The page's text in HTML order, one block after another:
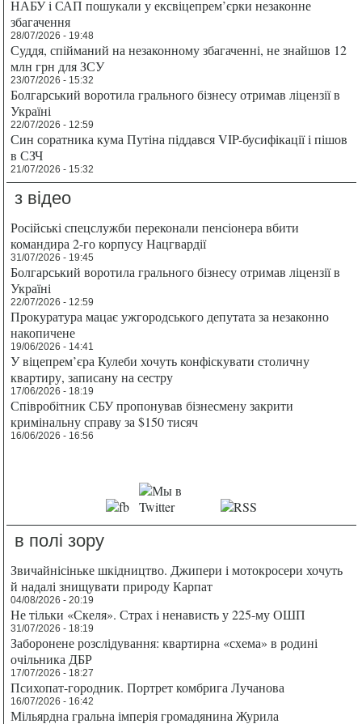
НАБУ і САП пошукали у ексвіцепрем’єрки незаконне
збагачення
28/07/2026 - 19:48
Суддя, спійманий на незаконному збагаченні, не знайшов 12
млн грн для ЗСУ
23/07/2026 - 15:32
Болгарський воротила грального бізнесу отримав ліцензії в
Україні
22/07/2026 - 12:59
Син соратника кума Путіна піддався VIP-бусифікації і пішов
в СЗЧ
21/07/2026 - 15:32
з відео
Російські спецслужби переконали пенсіонера вбити
командира 2-го корпусу Нацгвардії
31/07/2026 - 19:45
Болгарський воротила грального бізнесу отримав ліцензії в
Україні
22/07/2026 - 12:59
Прокуратура мацає ужгородського депутата за незаконно
накопичене
19/06/2026 - 14:41
У віцепрем’єра Кулеби хочуть конфіскувати столичну
квартиру, записану на сестру
17/06/2026 - 18:19
Співробітник СБУ пропонував бізнесмену закрити
кримінальну справу за $150 тисяч
16/06/2026 - 16:56
в полі зору
Звичайнісіньке шкідництво. Джипери і мотокросери хочуть
й надалі знищувати природу Карпат
04/08/2026 - 20:19
Не тільки «Скеля». Страх і ненависть у 225-му ОШП
31/07/2026 - 18:19
Заборонене розслідування: квартирна «схема» в родині
очільника ДБР
17/07/2026 - 18:27
Психопат-городник. Портрет комбрига Лучанова
16/07/2026 - 16:42
Мільярдна гральна імперія громадянина Журила